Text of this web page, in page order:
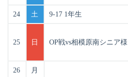
24 土 9-17 1年生
25 日 OP戦vs相模原南シニア様
26 月